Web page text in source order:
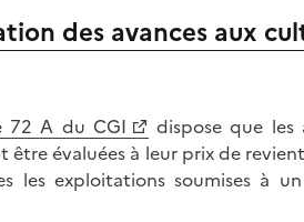
des avances aux
72 A du CGI
dispose que les
être évaluées à leur prix de
les exploitations soumises à